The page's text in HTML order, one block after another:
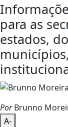
para as
estados,
PorBrunno
A-